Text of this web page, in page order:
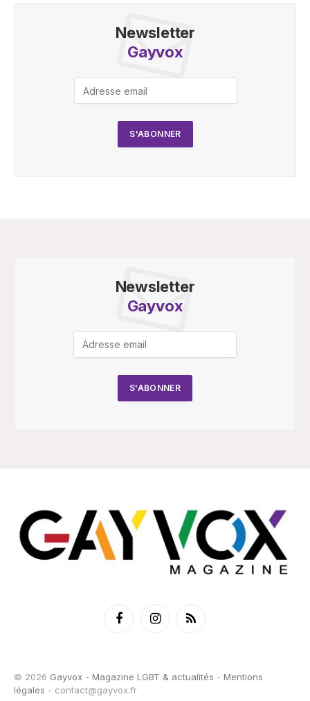
Newsletter
Gayvox
Newsletter
Gayvox
FacebookInstagramRSS
© 2026 Gayvox - Magazine LGBT & actualités - Mentions
légales - contact@gayvox.fr